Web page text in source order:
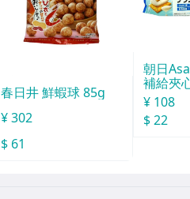
春日井 鮮蝦球 85g
¥ 302
$ 61
朝日
補給夾
g
¥ 108
$ 22